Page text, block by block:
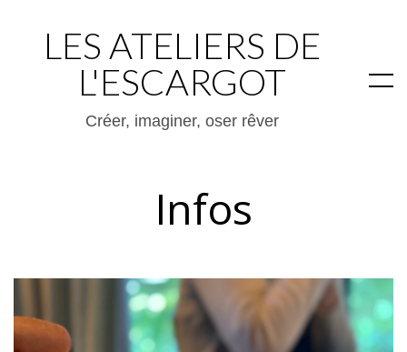
LES ATELIERS DE
L'ESCARGOT
Créer, imaginer, oser rêver
Infos